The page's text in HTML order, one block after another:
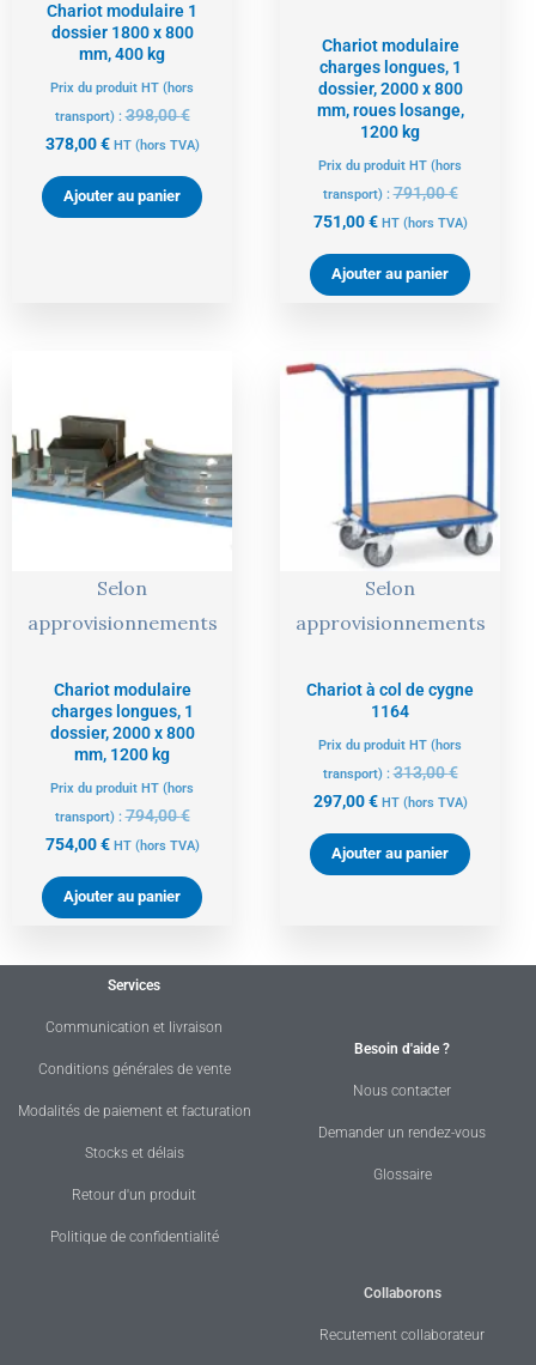
Chariot modulaire 1
dossier 1800 x 800
mm, 400 kg
Prix du produit HT (hors
transport) :398,00€
378,00€ HT (hors TVA)
Ajouter au panier
Chariot modulaire
charges longues, 1
dossier, 2000 x 800
mm, roues losange,
1200 kg
Prix du produit HT (hors
transport) :791,00€
751,00€ HT (hors TVA)
Ajouter au panier
Selon
approvisionnements
Chariot modulaire
charges longues, 1
dossier, 2000 x 800
mm, 1200 kg
Prix du produit HT (hors
transport) :794,00€
794,00 €.
754,00€
actuel
est :
754,00 €.
HT (hors TVA)
Ajouter au panier
Selon
approvisionnements
Chariot à col de cygne
1164
Prix du produit HT (hors
transport) :313,00€
prix
297,00€
prix
HT (hors TVA)
Ajouter au panier
Services
Communication et livraison
Conditions générales de vente
Modalités de paiement et facturation
Stocks et délais
Retour d'un produit
Politique de confidentialité
Besoin d'aide ?
Nous contacter
Demander un rendez-vous
Glossaire
Collaborons
Recutement collaborateur